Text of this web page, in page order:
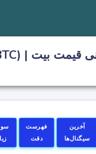
فهرست
دقت
آخرین
سیگنال‌ها